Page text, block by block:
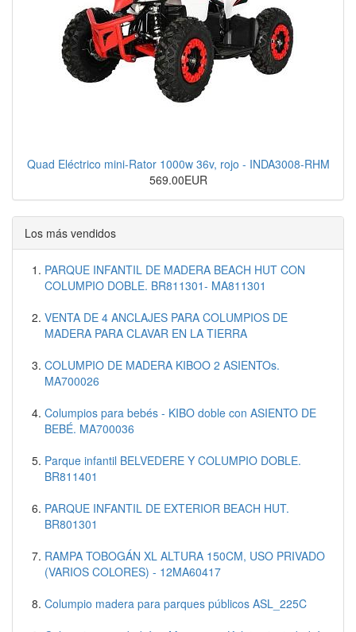
Quad Eléctrico mini-Rator 1000w 36v, rojo - INDA3008-RHM
569.00EUR
Los más vendidos
PARQUE INFANTIL DE MADERA BEACH HUT CON
COLUMPIO DOBLE. BR811301- MA811301
VENTA DE 4 ANCLAJES PARA COLUMPIOS DE
MADERA PARA CLAVAR EN LA TIERRA
COLUMPIO DE MADERA KIBOO 2 ASIENTOs.
MA700026
Columpios para bebés - KIBO doble con ASIENTO DE
BEBÉ. MA700036
Parque infantil BELVEDERE Y COLUMPIO DOBLE.
BR811401
PARQUE INFANTIL DE EXTERIOR BEACH HUT.
BR801301
RAMPA TOBOGÁN XL ALTURA 150CM, USO PRIVADO
(VARIOS COLORES) - 12MA60417
Columpio madera para parques públicos ASL_225C